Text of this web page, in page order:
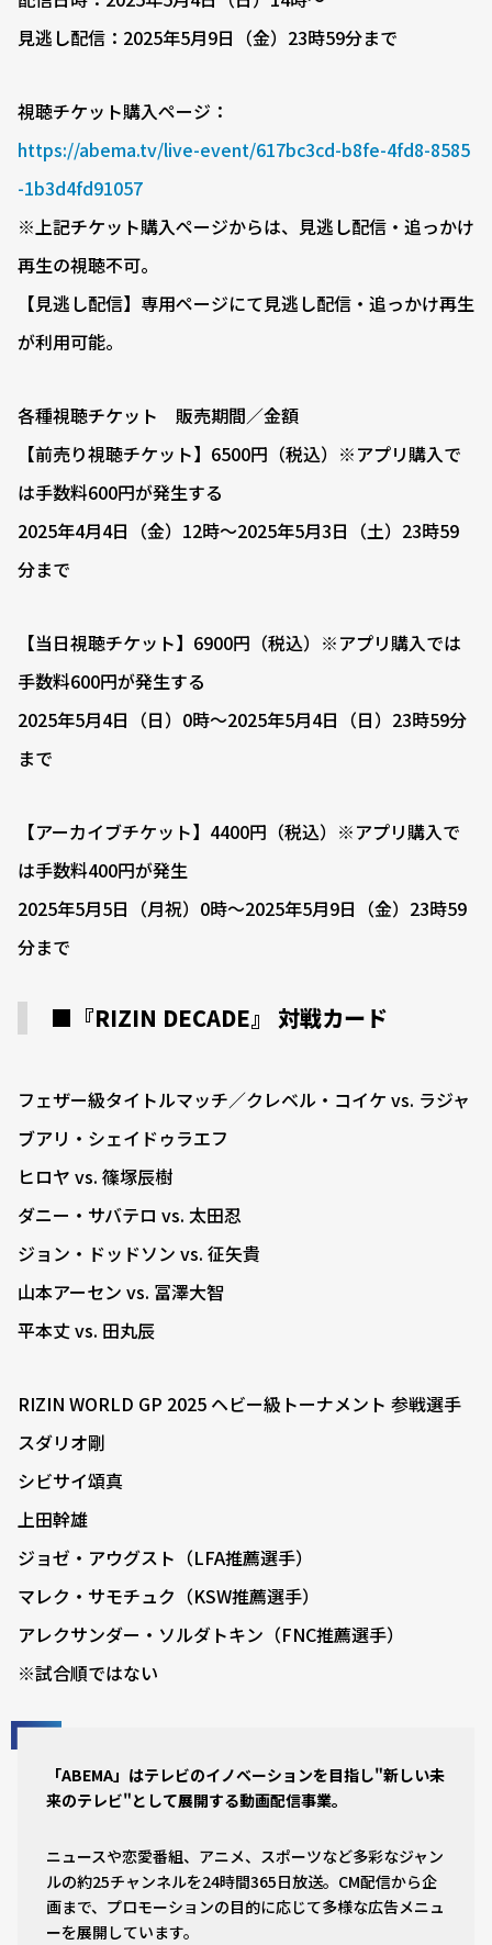
見逃し配信：2025年5月9日（金）23時59分まで
視聴チケット購入ページ：
https://abema.tv/live-event/617bc3cd-b8fe-4fd8-8585
-1b3d4fd91057
※上記チケット購入ページからは、見逃し配信・追っかけ
再生の視聴不可。
【見逃し配信】専用ページにて見逃し配信・追っかけ再生
が利用可能。
各種視聴チケット 販売期間／金額
【前売り視聴チケット】6500円（税込）※アプリ購入で
は手数料600円が発生する
2025年4月4日（金）12時〜2025年5月3日（土）23時59
分まで
【当日視聴チケット】6900円（税込）※アプリ購入では
手数料600円が発生する
2025年5月4日（日）0時〜2025年5月4日（日）23時59分
まで
【アーカイブチケット】4400円（税込）※アプリ購入で
は手数料400円が発生
2025年5月5日（月祝）0時〜2025年5月9日（金）23時59
分まで
■『RIZIN DECADE』 対戦カード
フェザー級タイトルマッチ／クレベル・コイケ vs. ラジャ
ブアリ・シェイドゥラエフ
ヒロヤ vs. 篠塚辰樹
ダニー・サバテロ vs. 太田忍
ジョン・ドッドソン vs. 征矢貴
山本アーセン vs. 冨澤大智
平本丈 vs. 田丸辰
RIZIN WORLD GP 2025 ヘビー級トーナメント 参戦選手
スダリオ剛
シビサイ頌真
上田幹雄
ジョゼ・アウグスト（LFA推薦選手）
マレク・サモチュク（KSW推薦選手）
アレクサンダー・ソルダトキン（FNC推薦選手）
※試合順ではない
「ABEMA」はテレビのイノベーションを目指し"新しい未
来のテレビ"として展開する動画配信事業。
ニュースや恋愛番組、アニメ、スポーツなど多彩なジャン
ルの約25チャンネルを24時間365日放送。CM配信から企
画まで、プロモーションの目的に応じて多様な広告メニュ
ーを展開しています。